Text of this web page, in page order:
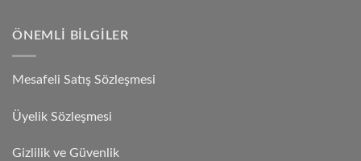
ÖNEMLI BILGILER
Mesafeli Satış Sözleşmesi
Üyelik Sözleşmesi
Gizlilik ve Güvenlik